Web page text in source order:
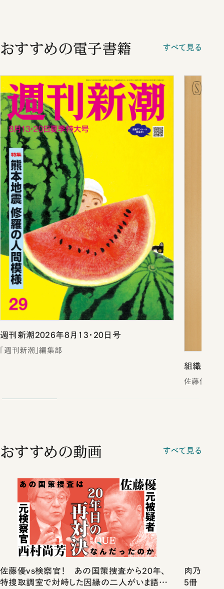
おすすめの電子書籍 すべて見る
週刊新潮2026年8月13・20日号
「週刊新潮」編集部
組織の掟
佐藤優
おすすめの動画 すべて見る
佐藤優vs検察官！ あの国策捜査から20年、
特捜取調室で対峙した因縁の二人がいま語り
肉乃小路
5冊